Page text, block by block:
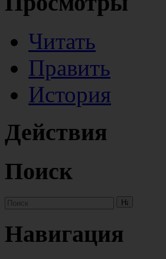
Читать
Править
История
Действия
Поиск
Навигация